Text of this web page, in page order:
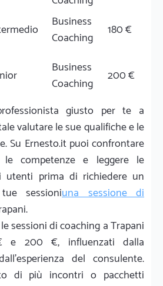
Business
Coaching
180 €
Business
Coaching
200 €
giusto per te a
valutare le sue qualifiche e le
Su Ernesto.it puoi confrontare
competenze e leggere le
utenti prima di richiedere un
sessioniuna sessione di
sessioni di coaching a Trapani
e 200 €, influenzati dalla
del consulente.
di più incontri o pacchetti